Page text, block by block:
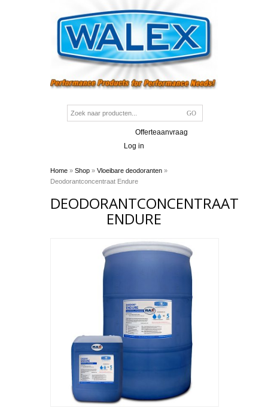
Offerteaanvraag
Log in
Home » Shop » Vloeibare deodoranten »
Deodorantconcentraat Endure
DEODORANTCONCENTRAAT
ENDURE